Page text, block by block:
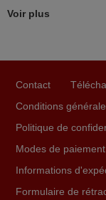
Ravie de voir
deja traitée et
attend la
Super Service
Voir plus
Contact
Conditions
Politique de
Modes de paiement
Informations
Formulaire de